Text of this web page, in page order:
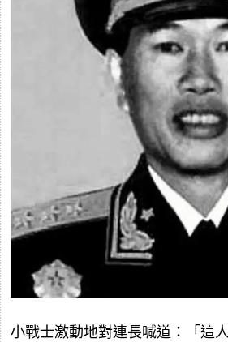
小戰士激動地對連長喊道：「這